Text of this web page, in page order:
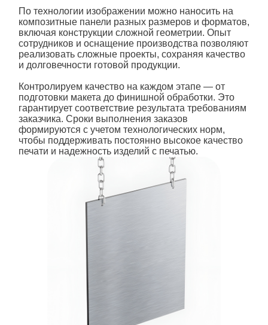
По технологии изображении можно наносить на
композитные панели разных размеров и форматов,
включая конструкции сложной геометрии. Опыт
сотрудников и оснащение производства позволяют
реализовать сложные проекты, сохраняя качество
и долговечности готовой продукции.
Контролируем качество на каждом этапе — от
подготовки макета до финишной обработки. Это
гарантирует соответствие результата требованиям
заказчика. Сроки выполнения заказов
формируются с учетом технологических норм,
чтобы поддерживать постоянно высокое качество
печати и надежность изделий с печатью.